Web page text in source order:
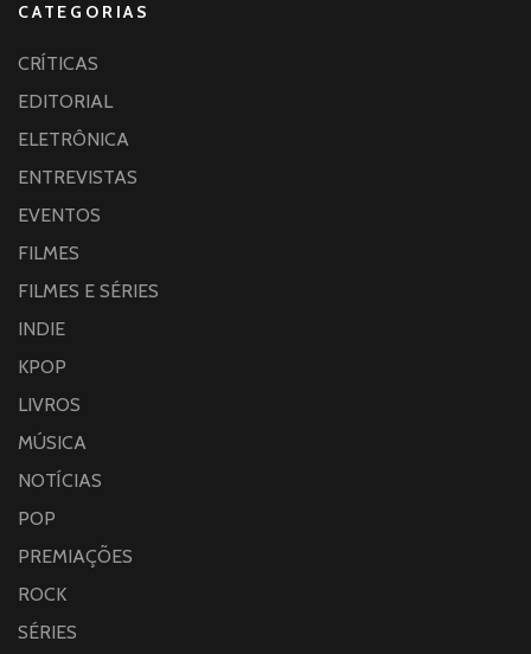
CATEGORIAS
CRÍTICAS
EDITORIAL
ELETRÔNICA
ENTREVISTAS
EVENTOS
FILMES
FILMES E SÉRIES
INDIE
KPOP
LIVROS
MÚSICA
NOTÍCIAS
POP
PREMIAÇÕES
ROCK
SÉRIES